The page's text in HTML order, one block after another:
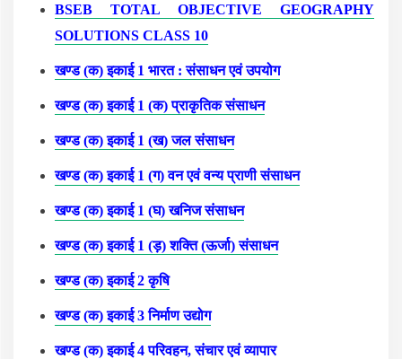
BSEB TOTAL OBJECTIVE GEOGRAPHY
SOLUTIONS CLASS 10
खण्ड (क) इकाई 1 भारत : संसाधन एवं उपयोग
खण्ड (क) इकाई 1 (क) प्राकृतिक संसाधन
खण्ड (क) इकाई 1 (ख) जल संसाधन
खण्ड (क) इकाई 1 (ग) वन एवं वन्य प्राणी संसाधन
खण्ड (क) इकाई 1 (घ) खनिज संसाधन
खण्ड (क) इकाई 1 (ड़) शक्ति (ऊर्जा) संसाधन
खण्ड (क) इकाई 2 कृषि
खण्ड (क) इकाई 3 निर्माण उद्योग
खण्ड (क) इकाई 4 परिवहन, संचार एवं व्यापार